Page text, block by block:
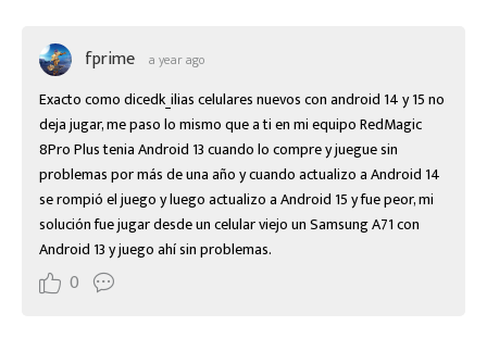
fprime a year ago
Exacto como dicedk_ilias celulares nuevos con android 14 y 15 no
deja jugar, me paso lo mismo que a ti en mi equipo RedMagic
8Pro Plus tenia Android 13 cuando lo compre y juegue sin
problemas por más de una año y cuando actualizo a Android 14
se rompió el juego y luego actualizo a Android 15 y fue peor, mi
solución fue jugar desde un celular viejo un Samsung A71 con
Android 13 y juego ahí sin problemas.
0